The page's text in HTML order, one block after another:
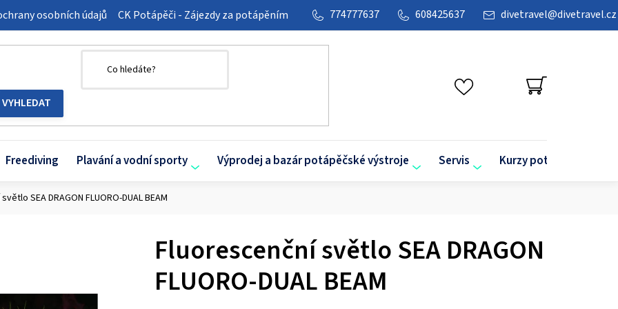
osobních údajů CK Potápěči - Zájezdy za potápěním divetravel@divetravel.cz
608425637
774777637
NÁKUPNÍ
KOŠÍK
Freediving Plavání a vodní sporty Výprodej a bazár potápěčské výstroje Servis Kurzy potápění
SEA DRAGON FLUORO-DUAL BEAM
Fluorescenční světlo SEA DRAGON
FLUORO-DUAL BEAM